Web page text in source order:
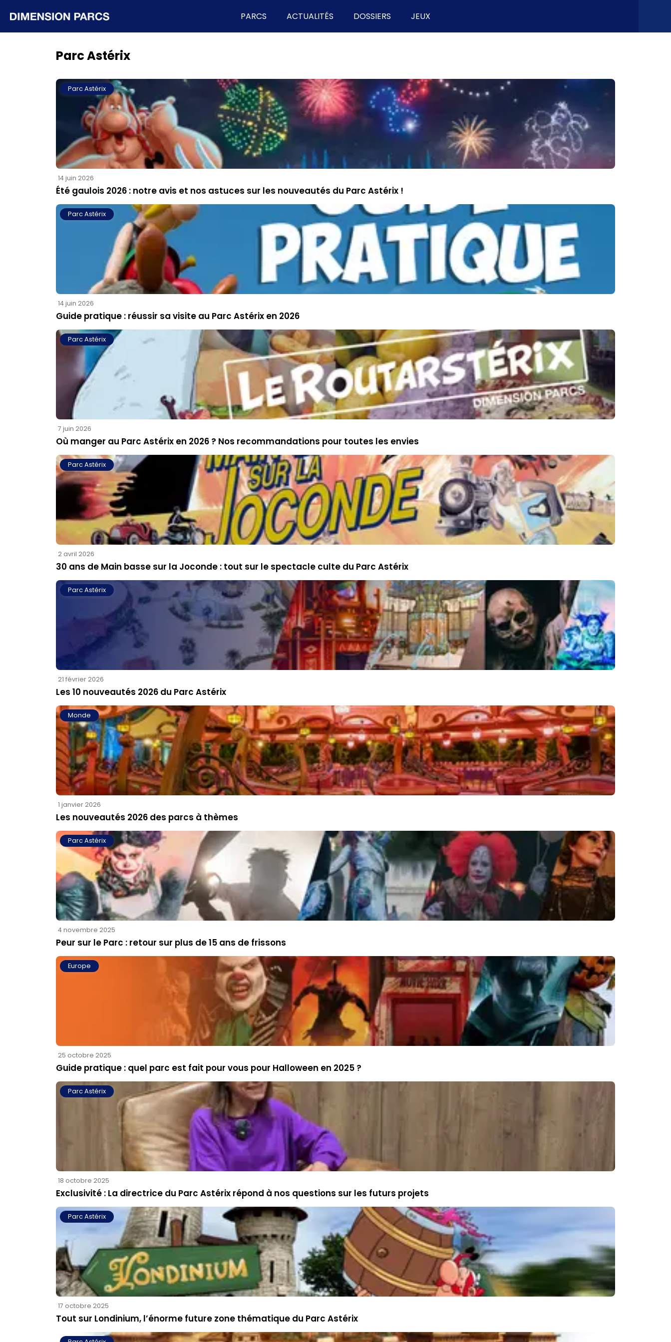
PARCS ACTUALITÉS DOSSIERS JEUX
Parc Astérix
Parc Astérix
14 juin 2026
Été gaulois 2026 : notre avis et nos astuces sur les nouveautés du Parc Astérix !
Parc Astérix
14 juin 2026
Guide pratique : réussir sa visite au Parc Astérix en 2026
Parc Astérix
7 juin 2026
Où manger au Parc Astérix en 2026 ? Nos recommandations pour toutes les envies
Parc Astérix
2 avril 2026
30 ans de Main basse sur la Joconde : tout sur le spectacle culte du Parc Astérix
Parc Astérix
21 février 2026
Les 10 nouveautés 2026 du Parc Astérix
Monde
1 janvier 2026
Les nouveautés 2026 des parcs à thèmes
Parc Astérix
4 novembre 2025
Peur sur le Parc : retour sur plus de 15 ans de frissons
Europe
25 octobre 2025
Guide pratique : quel parc est fait pour vous pour Halloween en 2025 ?
Parc Astérix
18 octobre 2025
Exclusivité : La directrice du Parc Astérix répond à nos questions sur les futurs projets
Parc Astérix
17 octobre 2025
Tout sur Londinium, l’énorme future zone thématique du Parc Astérix